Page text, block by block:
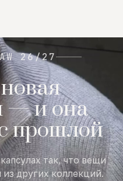
26/27
— и она
прошлой
так, что вещи
из других коллекций.